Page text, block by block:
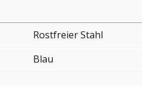
Rostfreier Stahl
Blau